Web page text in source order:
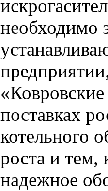
необходимо
поставках
котельного
роста и тем,
надежное